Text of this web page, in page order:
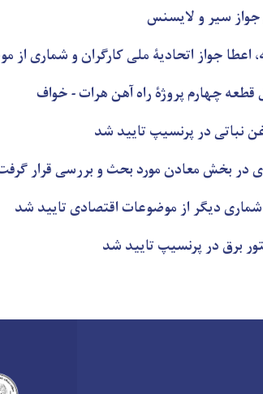
سیر و لایسنس
اعطا جواز اتحادیۀ ملی کارگران و شماری
قطعه چهارم پروژۀ راه آهن هرات - خواف
نباتی در پرنسیپ تایید شد
در بخش معادن مورد بحث و بررسی قرار
دیگر از موضوعات اقتصادی تایید شد
برق در پرنسیپ تایید شد